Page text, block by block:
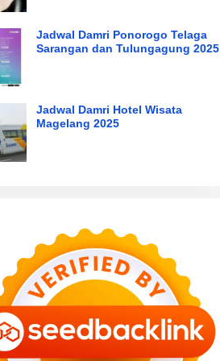
Jadwal Damri Ponorogo Telaga
Sarangan dan Tulungagung 2025
Jadwal Damri Hotel Wisata
Magelang 2025